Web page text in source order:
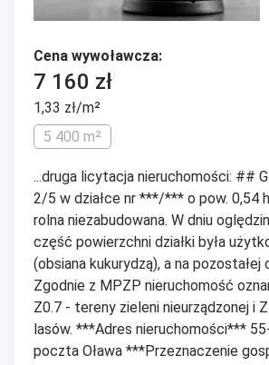
Cena wywoławcza:
7 160 zł
1,33 zł/m²
5 400 m²
...druga licytacja nieruchomości: ##
2/5 w działce nr ***/*** o pow. 0,54
rolna niezabudowana. W dniu
część powierzchni działki była
(obsiana kukurydzą), a na pozostałej
Zgodnie z MPZP nieruchomość
Z0.7 - tereny zieleni nieurządzonej i
lasów. ***Adres nieruchomości***
poczta Oława ***Przeznaczenie